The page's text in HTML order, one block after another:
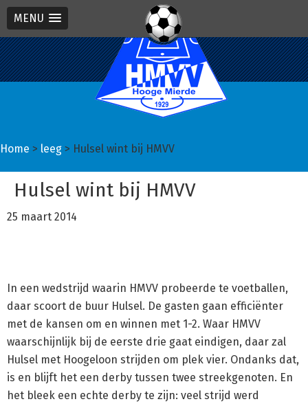
MENU
Spring
naar
de
Door
naar
de
Spring
naar
de
Home > leeg > Hulsel wint bij HMVV
Hulsel wint bij HMVV
25 maart 2014
In een wedstrijd waarin HMVV probeerde te voetballen,
daar scoort de buur Hulsel. De gasten gaan efficiënter
met de kansen om en winnen met 1-2. Waar HMVV
waarschijnlijk bij de eerste drie gaat eindigen, daar zal
Hulsel met Hoogeloon strijden om plek vier. Ondanks dat,
is en blijft het een derby tussen twee streekgenoten. En
het bleek een echte derby te zijn: veel strijd werd